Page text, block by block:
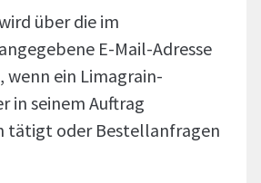
über die im
E-Mail-Adresse
ein Limagrain-
in seinem Auftrag
tätigt oder Bestellanfragen